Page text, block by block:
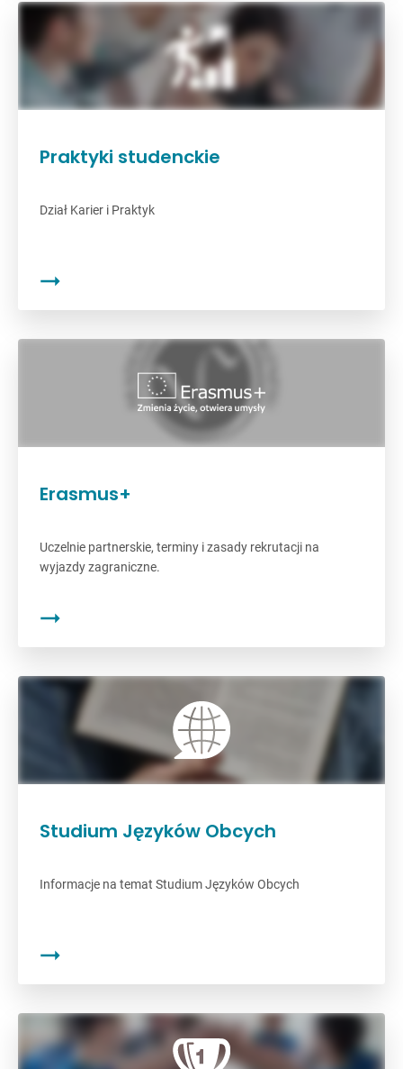
Praktyki studenckie
Dział Karier i Praktyk
Erasmus+
Uczelnie partnerskie, terminy i zasady rekrutacji na
wyjazdy zagraniczne.
Studium Języków Obcych
Informacje na temat Studium Języków Obcych